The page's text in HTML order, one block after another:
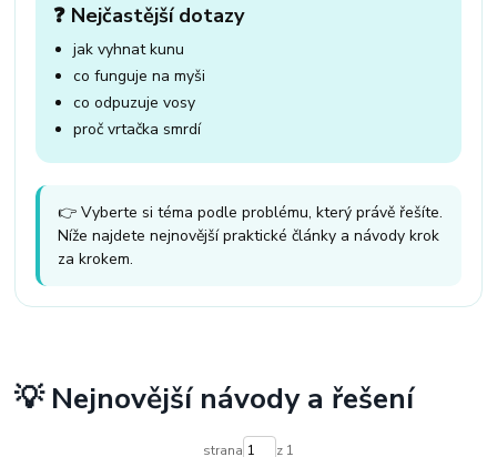
❓ Nejčastější dotazy
jak vyhnat kunu
co funguje na myši
co odpuzuje vosy
proč vrtačka smrdí
👉 Vyberte si téma podle problému, který právě řešíte.
Níže najdete nejnovější praktické články a návody krok
za krokem.
💡 Nejnovější návody a řešení
strana z 1